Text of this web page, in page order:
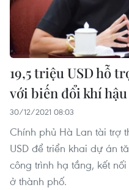
19,5 triệu USD hỗ
với biến đổi khí hậu
30/12/2021 08:03
Chính phủ Hà Lan tài trợ
USD để triển khai dự án
công trình hạ tầng, kết
ở thành phố.